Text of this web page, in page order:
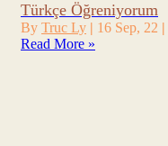
Türkçe Öğreniyorum
By Truc Ly | 16 Sep, 22 |
Read More »